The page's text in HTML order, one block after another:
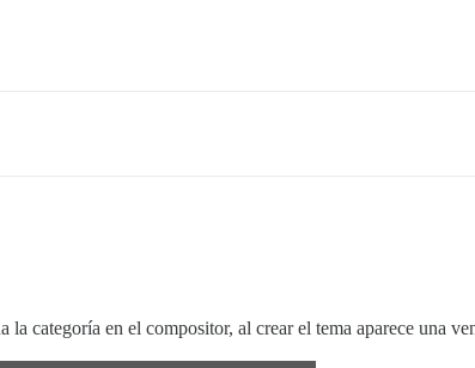
categoría en el compositor, al crear el tema aparece una